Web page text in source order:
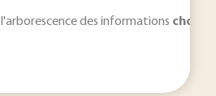
des informations choisie